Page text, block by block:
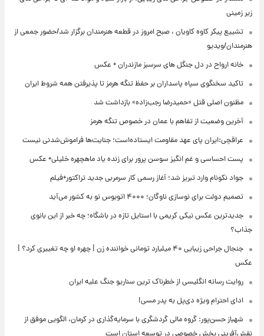
زیر زمینی
تشییع پیکر کاوه کاویان ، صبح امروز در قطعه هنرمندان برگزار شد/حضور جمعی از
هنرمندان/ویدیو
خانه ارواح در دل جنگل های سرسبز مازندران + عکس
تاکید سخنگوی سپاه پاسداران بر حفظ تنگه هرمز تا پذیرفتن همه شروط ایران
مظنون اصلی قتل «حمیدرضا رجب‌زاده» بازداشت شد
آخرین وضعیت از تفاهم با عمان در خصوص تنگه هرمز
عراقچی:ایران پای عهد مقاومت ایستاده‌است؛ جنایت‌ها فراموش‌شدنی نیست
پست احساسی و غم انگیز سوسن پرور برای زنده یاد ماهچهره خلیلی+ عکس
جواد نکونام وارد تبریز شد؛ آغاز رسمی کار سرمربی جدید تراکتور+فیلم
تصمیم دولت برای نوسازی ناوگان؛ ۴۰۰۰ اتوبوس نو به کشور می‌آید
جدیدترین عکس نیکی کریمی با استایل تازه در باشگاه؛ چه خبر از این بانوی
جذاب؟
جنجال جراحی زیبایی ۴۰ میلیارد تومانی خواننده زن | چهره او چه تغییری کرد؟ |
عکس
روایت رسانه انگلیسی از خطرناک ترین سناریو جنگ علیه ایران
ادای احترام ویژه دی‌پل به پدر مسی!
شهباز حسن‌پور: گروه مالی گردشگری با سرمایه‌گذاری در کرمان، الگویی موفق از